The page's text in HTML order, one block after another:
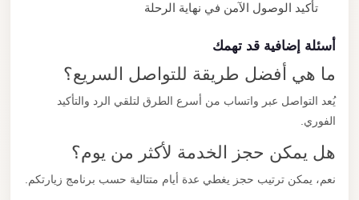
تأكيد الوصول الآمن في نهاية الرحلة
أسئلة إضافية قد تهمك
ما هي أفضل طريقة للتواصل السريع؟
يُعد التواصل عبر واتساب من أسرع الطرق لتلقي الرد والتأكيد
الفوري.
هل يمكن حجز الخدمة لأكثر من يوم؟
نعم، يمكن ترتيب حجز يغطي عدة أيام متتالية حسب برنامج زيارتكم.